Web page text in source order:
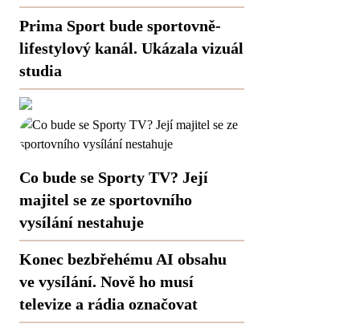
Prima Sport bude sportovně-
lifestylový kanál. Ukázala vizuál
studia
Co bude se Sporty TV? Její
majitel se ze sportovního
vysílání nestahuje
Konec bezbřehému AI obsahu
ve vysílání. Nově ho musí
televize a rádia označovat